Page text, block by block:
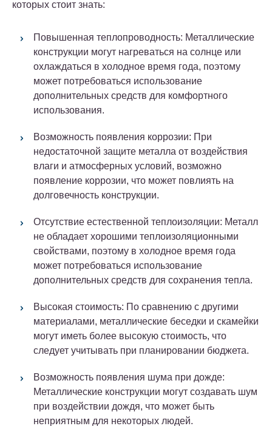
которых стоит знать:
Повышенная теплопроводность: Металлические
конструкции могут нагреваться на солнце или
охлаждаться в холодное время года, поэтому
может потребоваться использование
дополнительных средств для комфортного
использования.
Возможность появления коррозии: При
недостаточной защите металла от воздействия
влаги и атмосферных условий, возможно
появление коррозии, что может повлиять на
долговечность конструкции.
Отсутствие естественной теплоизоляции: Металл
не обладает хорошими теплоизоляционными
свойствами, поэтому в холодное время года
может потребоваться использование
дополнительных средств для сохранения тепла.
Высокая стоимость: По сравнению с другими
материалами, металлические беседки и скамейки
могут иметь более высокую стоимость, что
следует учитывать при планировании бюджета.
Возможность появления шума при дожде:
Металлические конструкции могут создавать шум
при воздействии дождя, что может быть
неприятным для некоторых людей.